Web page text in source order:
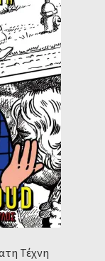
Τέχνη